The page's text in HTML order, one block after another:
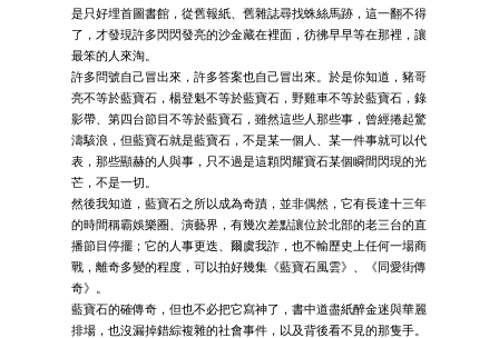
是只好埋首圖書館，從舊報紙、舊雜誌尋找蛛絲馬跡，這一翻不得
了，才發現許多閃閃發亮的沙金藏在裡面，彷彿早早等在那裡，讓
最笨的人來淘。
許多問號自己冒出來，許多答案也自己冒出來。於是你知道，豬哥
亮不等於藍寶石，楊登魁不等於藍寶石，野雞車不等於藍寶石，錄
影帶、第四台節目不等於藍寶石，雖然這些人那些事，曾經捲起驚
濤駭浪，但藍寶石就是藍寶石，不是某一個人、某一件事就可以代
表，那些顯赫的人與事，只不過是這顆閃耀寶石某個瞬間閃現的光
芒，不是一切。
然後我知道，藍寶石之所以成為奇蹟，並非偶然，它有長達十三年
的時間稱霸娛樂圈、演藝界，有幾次差點讓位於北部的老三台的直
播節目停擺；它的人事更迭、爾虞我詐，也不輸歷史上任何一場商
戰，離奇多變的程度，可以拍好幾集《藍寶石風雲》、《同愛街傳
奇》。
藍寶石的確傳奇，但也不必把它寫神了，書中道盡紙醉金迷與華麗
排場，也沒漏掉錯綜複雜的社會事件，以及背後看不見的那隻手。